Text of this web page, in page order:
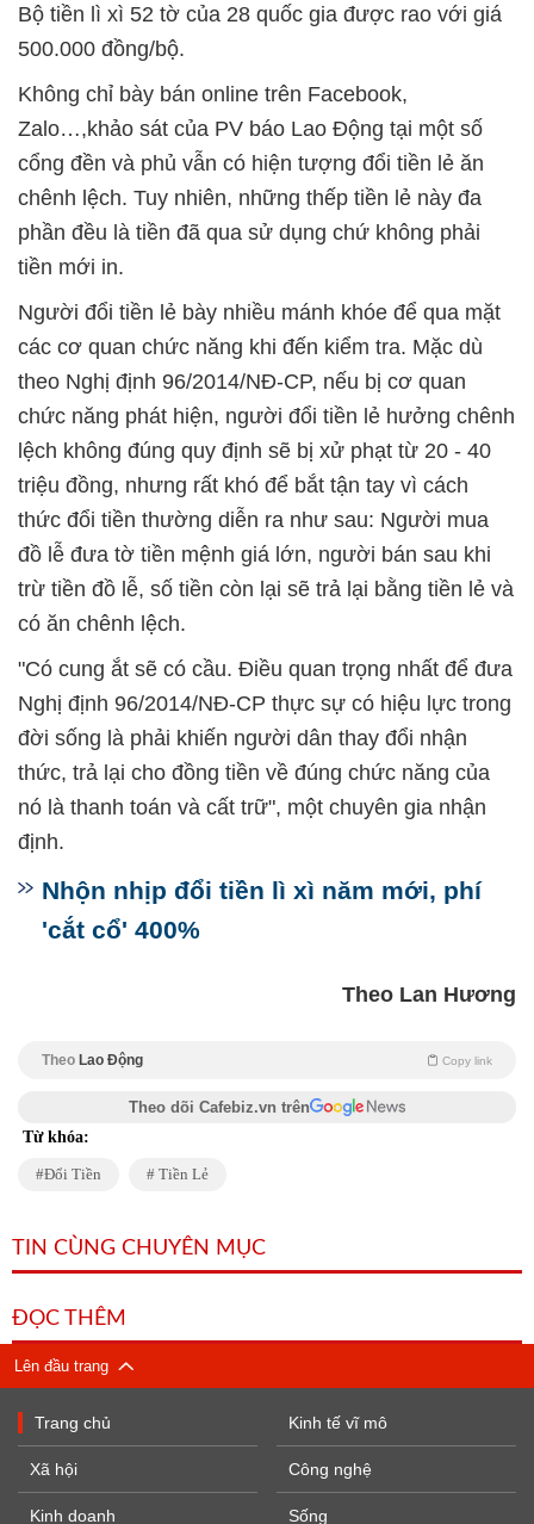
Bộ tiền lì xì 52 tờ của 28 quốc gia được rao với giá
500.000 đồng/bộ.
Không chỉ bày bán online trên Facebook,
Zalo…,khảo sát của PV báo Lao Động tại một số
cổng đền và phủ vẫn có hiện tượng đổi tiền lẻ ăn
chênh lệch. Tuy nhiên, những thếp tiền lẻ này đa
phần đều là tiền đã qua sử dụng chứ không phải
tiền mới in.
Người đổi tiền lẻ bày nhiều mánh khóe để qua mặt
các cơ quan chức năng khi đến kiểm tra. Mặc dù
theo Nghị định 96/2014/NĐ-CP, nếu bị cơ quan
chức năng phát hiện, người đổi tiền lẻ hưởng chênh
lệch không đúng quy định sẽ bị xử phạt từ 20 - 40
triệu đồng, nhưng rất khó để bắt tận tay vì cách
thức đổi tiền thường diễn ra như sau: Người mua
đồ lễ đưa tờ tiền mệnh giá lớn, người bán sau khi
trừ tiền đồ lễ, số tiền còn lại sẽ trả lại bằng tiền lẻ và
có ăn chênh lệch.
"Có cung ắt sẽ có cầu. Điều quan trọng nhất để đưa
Nghị định 96/2014/NĐ-CP thực sự có hiệu lực trong
đời sống là phải khiến người dân thay đổi nhận
thức, trả lại cho đồng tiền về đúng chức năng của
nó là thanh toán và cất trữ", một chuyên gia nhận
định.
Nhộn nhịp đổi tiền lì xì năm mới, phí
'cắt cổ' 400%
Theo Lan Hương
Theo Lao Động Copy link
Theo dõi Cafebiz.vn trên
Từ khóa:
Đổi Tiền Tiền Lẻ
TIN CÙNG CHUYÊN MỤC
ĐỌC THÊM
Lên đầu trang
Trang chủ
Xã hội
Kinh doanh
Kinh tế vĩ mô
Công nghệ
Sống